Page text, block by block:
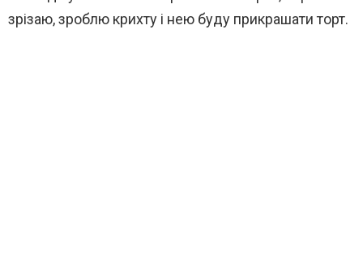
зрізаю, зроблю крихту і нею буду прикрашати торт.